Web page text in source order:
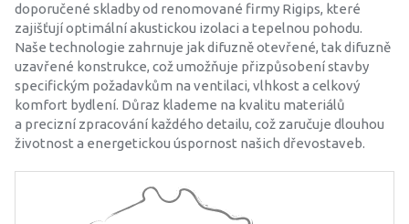
doporučené skladby od renomované firmy Rigips, které
zajišťují optimální akustickou izolaci a tepelnou pohodu.
Naše technologie zahrnuje jak difuzně otevřené, tak difuzně
uzavřené konstrukce, což umožňuje přizpůsobení stavby
specifickým požadavkům na ventilaci, vlhkost a celkový
komfort bydlení. Důraz klademe na kvalitu materiálů
a precizní zpracování každého detailu, což zaručuje dlouhou
životnost a energetickou úspornost našich dřevostaveb.